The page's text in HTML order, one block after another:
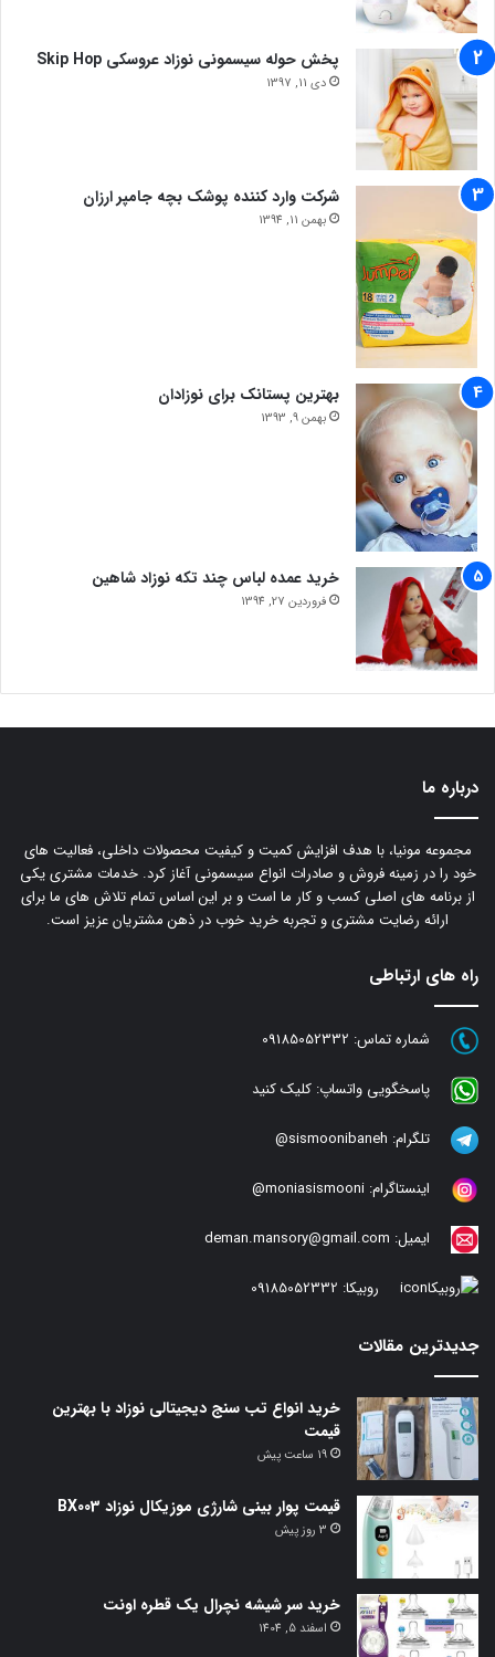
پخش حوله سیسمونی نوزاد عروسکی Skip Hop
دی 11, 1397
شرکت وارد کننده پوشک بچه جامپر ارزان
بهمن 11, 1394
بهترین پستانک برای نوزادان
بهمن 9, 1393
خرید عمده لباس چند تکه نوزاد شاهین
فروردین 27, 1394
درباره ما
مجموعه مونیا، با هدف افزایش کمیت و کیفیت محصولات داخلی، فعالیت های
خود را در زمینه فروش و صادرات انواع سیسمونی آغاز کرد. خدمات مشتری یکی
از برنامه های اصلی کسب و کار ما است و بر این اساس تمام تلاش های ما برای
ارائه رضایت مشتری و تجربه خرید خوب در ذهن مشتریان عزیز است.
راه های ارتباطی
شماره تماس: 09185052332
پاسخگویی واتساپ: کلیک کنید
تلگرام: sismoonibaneh@
اینستاگرام: moniasismooni@
ایمیل: deman.mansory@gmail.com
روبیکا: 09185052332
جدیدترین مقالات
خرید انواع تب سنج دیجیتالی نوزاد با بهترین
قیمت
19 ساعت پیش
قیمت پوار بینی شارژی موزیکال نوزاد BX003
3 روز پیش
خرید سر شیشه نچرال یک قطره اونت
اسفند 5, 1404